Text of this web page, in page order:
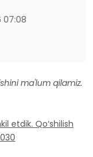
07:08
ma'lum qilamiz.
etdik. Qo‘shilish